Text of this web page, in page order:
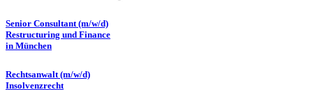
Senior Consultant (m/w/d)
Restructuring und Finance
in München
Rechtsanwalt (m/w/d)
Insolvenzrecht